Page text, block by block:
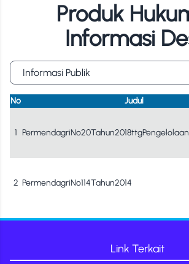
Produk
Informasi
No Judul
1
2 PermendagriNo114Tahun2014
Link Terkait